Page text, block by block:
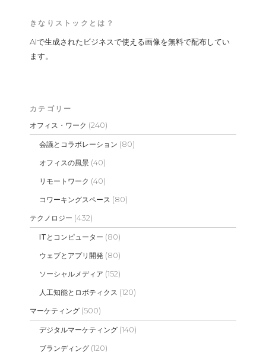
きなりストックとは？
AIで生成されたビジネスで使える画像を無料で配布してい
ます。
カテゴリー
オフィス・ワーク (240)
会議とコラボレーション (80)
オフィスの風景 (40)
リモートワーク (40)
コワーキングスペース (80)
テクノロジー (432)
ITとコンピューター (80)
ウェブとアプリ開発 (80)
ソーシャルメディア (152)
人工知能とロボティクス (120)
マーケティング (500)
デジタルマーケティング (140)
ブランディング (120)